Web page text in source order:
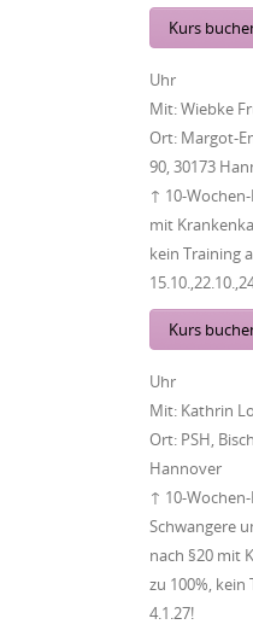
Kurs
Uhr
Mit:Wiebke
Ort: Margot-
90, 30173
↑ 10-
mit
kein Training
Kurs
Uhr
Mit: Kathrin
Ort: PSH,
Hannover
↑ 10-
Schwangere
nach §20 mit
zu 100%, kein
4.1.27!